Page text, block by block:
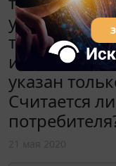
талоне срок
указан
Считается